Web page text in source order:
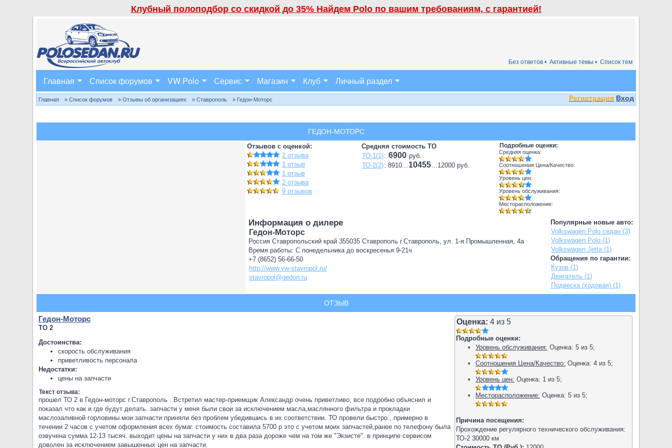
Клубный полоподбор со скидкой до 35% Найдем Polo по вашим требованиям, с гарантией!
Список тем
Активные темы •
Без ответов •
Главная Список форумов VW Polo Сервис Магазин Клуб Личный раздел
Регистрация Вход
Главная » Список форумов » Отзывы об организациях » Ставрополь » Гедон-Моторс
ГЕДОН-МОТОРС
Отзывов с оценкой:
2 отзыва
1 отзыв
1 отзыв
2 отзыва
9 отзывов
Средняя стоимость ТО
ТО-1(1): 6900 руб.
ТО-2(2): 8910... 10455...12000 руб.
Подробные оценки:
Средняя оценка:
Соотношения Цена/Качество:
Уровень цен:
Уровень обслуживания:
Месторасположение:
Популярные новые авто:
Volkswagen Polo седан (3)
Volkswagen Polo (1)
Volkswagen Jetta (1)
Обращения по гарантии:
Кузов (1)
Двигатель (1)
Подвеска (ходовая) (1)
Информация о дилере
Гедон-Моторс
Россия Ставропольский край 355035 Ставрополь г.Ставрополь, ул. 1-я Промышленная, 4а
Время работы: С понедельника до воскресенья 9-21ч
+7 (8652) 56-66-50
http://www.vw-stavropol.ru/
stavropol@gedon.ru
ОТЗЫВ
Оценка: 4 из 5
Подробные оценки:
Уровень обслуживания: Оценка: 5 из 5;
Соотношения Цена/Качество: Оценка: 4 из 5;
Уровень цен: Оценка: 1 из 5;
Месторасположение: Оценка: 5 из 5;
Причина посещения:
Прохождение регулярного технического обслуживания:
ТО-2 30000 км
Гедон-Моторс
ТО 2
Достоинства:
скорость обслуживания
приветливость персонала
Недостатки:
цены на запчасти
Текст отзыва:
прошел ТО 2 в Гедон-моторс г.Ставрополь . Встретил мастер-приемщик Александр очень приветливо, все подробно объяснил и
показал что как и где будут делать. запчасти у меня были свои за исключением масла,маслянного фильтра и прокладки
маслозаливной горловины.мои запчасти приняли без проблем убедившись в их соответствии. ТО провели быстро , примерно в
течении 2 часов с учетом оформления всех бумаг. стоимость составила 5700 р это с учетом моих запчастей,ранее по телефону была
озвучена сумма 12-13 тысяч. выходит цены на запчасти у них в два раза дороже чем на том же "Экзисте". в принципе сервисом
доволен за исключением завышенных цен на запчасти.